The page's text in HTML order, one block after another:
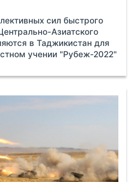
сил быстрого
Азиатского
в Таджикистан для
учении "Рубеж-2022"